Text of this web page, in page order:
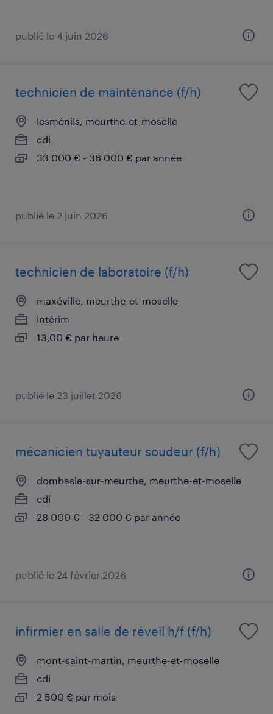
publié le 4 juin 2026
technicien de maintenance (f/h)
lesménils, meurthe-et-moselle
cdi
33 000 € - 36 000 € par année
publié le 2 juin 2026
technicien de laboratoire (f/h)
maxéville, meurthe-et-moselle
intérim
13,00 € par heure
publié le 23 juillet 2026
mécanicien tuyauteur soudeur (f/h)
dombasle-sur-meurthe, meurthe-et-moselle
cdi
28 000 € - 32 000 € par année
publié le 24 février 2026
infirmier en salle de réveil h/f (f/h)
mont-saint-martin, meurthe-et-moselle
cdi
2 500 € par mois